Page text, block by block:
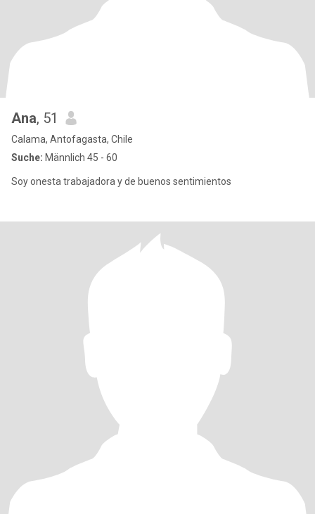
Ana, 51
Calama, Antofagasta, Chile
Suche: Männlich 45 - 60
Soy onesta trabajadora y de buenos sentimientos